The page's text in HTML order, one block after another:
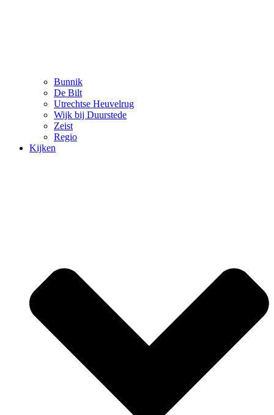
Bunnik
De Bilt
Utrechtse Heuvelrug
Wijk bij Duurstede
Zeist
Regio
Kijken